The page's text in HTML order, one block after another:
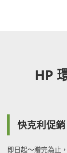
HP
快克利促銷
即日起～贈完為止